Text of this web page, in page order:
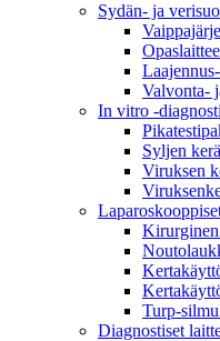
Sydän- ja
Valvonta-
In vitro -
Syljen
Viruksen
Turp-
Diagnostiset